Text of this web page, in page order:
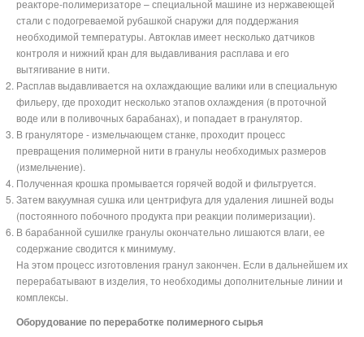
реакторе-полимеризаторе – специальной машине из нержавеющей
стали с подогреваемой рубашкой снаружи для поддержания
необходимой температуры. Автоклав имеет несколько датчиков
контроля и нижний кран для выдавливания расплава и его
вытягивание в нити.
Расплав выдавливается на охлаждающие валики или в специальную
фильеру, где проходит несколько этапов охлаждения (в проточной
воде или в поливочных барабанах), и попадает в гранулятор.
В грануляторе - измельчающем станке, проходит процесс
превращения полимерной нити в гранулы необходимых размеров
(измельчение).
Полученная крошка промывается горячей водой и фильтруется.
Затем вакуумная сушка или центрифуга для удаления лишней воды
(постоянного побочного продукта при реакции полимеризации).
В барабанной сушилке гранулы окончательно лишаются влаги, ее
содержание сводится к минимуму.
На этом процесс изготовления гранул закончен. Если в дальнейшем их
перерабатывают в изделия, то необходимы дополнительные линии и
комплексы.
Оборудование по переработке полимерного сырья